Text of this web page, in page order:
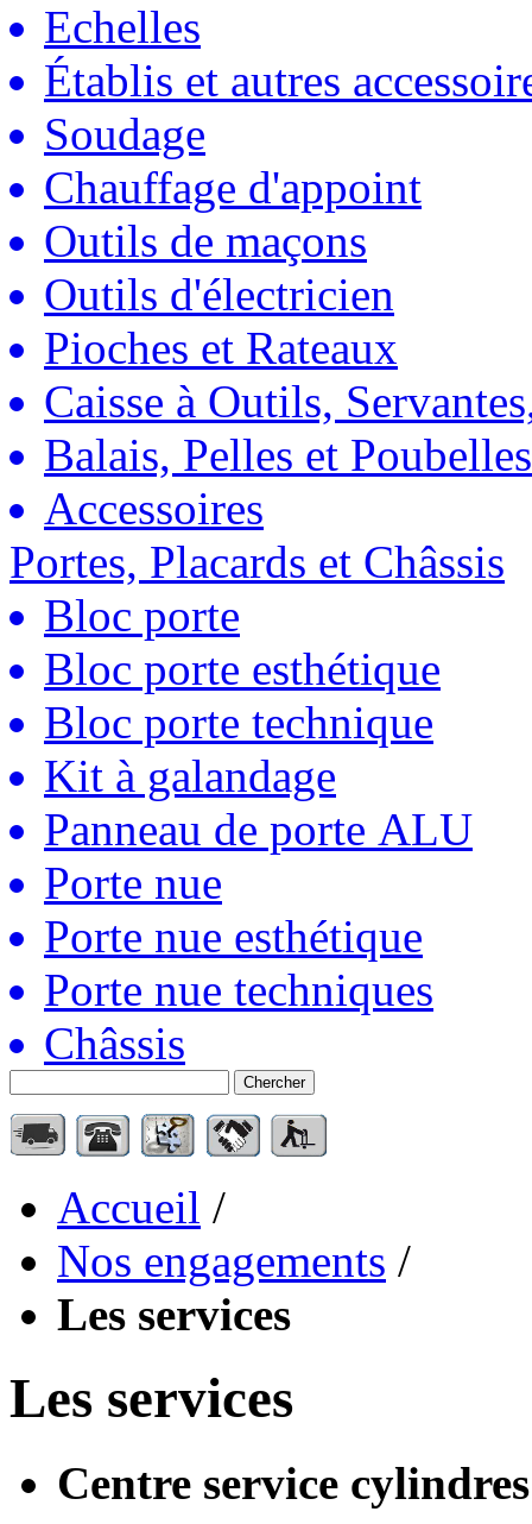
Echelles
Établis et autres
Soudage
Chauffage d'appoint
Outils de maçons
Outils d'électricien
Pioches et Rateaux
Caisse à Outils,
Balais, Pelles et Poubelles
Accessoires
Portes, Placards et Châssis
Bloc porte
Bloc porte esthétique
Bloc porte technique
Kit à galandage
Panneau de porte ALU
Porte nue
Porte nue esthétique
Porte nue techniques
Châssis
Chercher
Accueil /
Nos engagements /
Les services
Les services
Centre service cylindres